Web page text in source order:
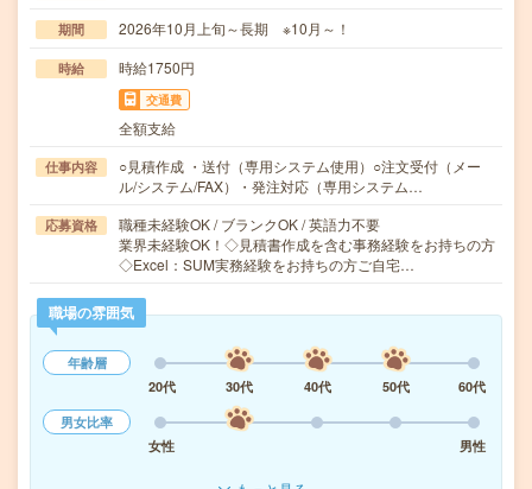
期間 2026年10月上旬～長期 ※10月～！
時給 時給1750円
交通費
全額支給
仕事内容
○見積作成 ・送付（専用システム使用）○注文受付（メー
ル/システム/FAX）・発注対応（専用システム…
応募資格
職種未経験OK / ブランクOK / 英語力不要
業界未経験OK！◇見積書作成を含む事務経験をお持ちの方
◇Excel：SUM実務経験をお持ちの方ご自宅…
職場の雰囲気
年齢層
20代
30代 40代 50代
60代
男女比率
女性
男性